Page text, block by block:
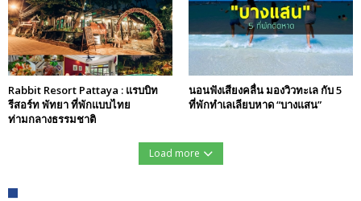
Rabbit Resort Pattaya : แรบบิท
รีสอร์ท พัทยา ที่พักแบบไทย
ท่ามกลางธรรมชาติ
นอนฟังเสียงคลื่น มองวิวทะเล กับ 5
ที่พักทำเลเลียบหาด “บางแสน”
Load more